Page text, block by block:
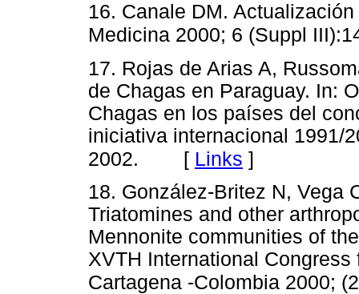
16. Canale DM.
Medicina 2000; 6 (Suppl
17. Rojas de Arias A,
de Chagas en Paraguay. In:
Chagas en los países del
iniciativa internacional 1991/
2002. [ Links ]
18. González-Britez N, Vega
Triatomines and other
Mennonite communities of
XVTH International
Cartagena -Colombia 2000;